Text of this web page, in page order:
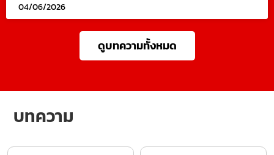
04/06/2026
ดูบทความทั้งหมด
บทความ